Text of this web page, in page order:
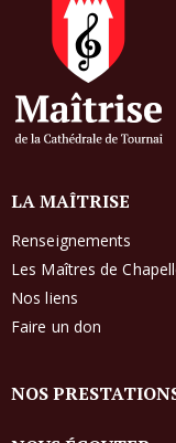
LA MAÎTRISE
Renseignements
Les Maîtres de
Nos liens
Faire un don
NOS